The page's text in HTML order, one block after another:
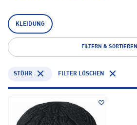
KLEIDUNG
FILTERN & SORTIEREN
STÖHR FILTER LÖSCHEN